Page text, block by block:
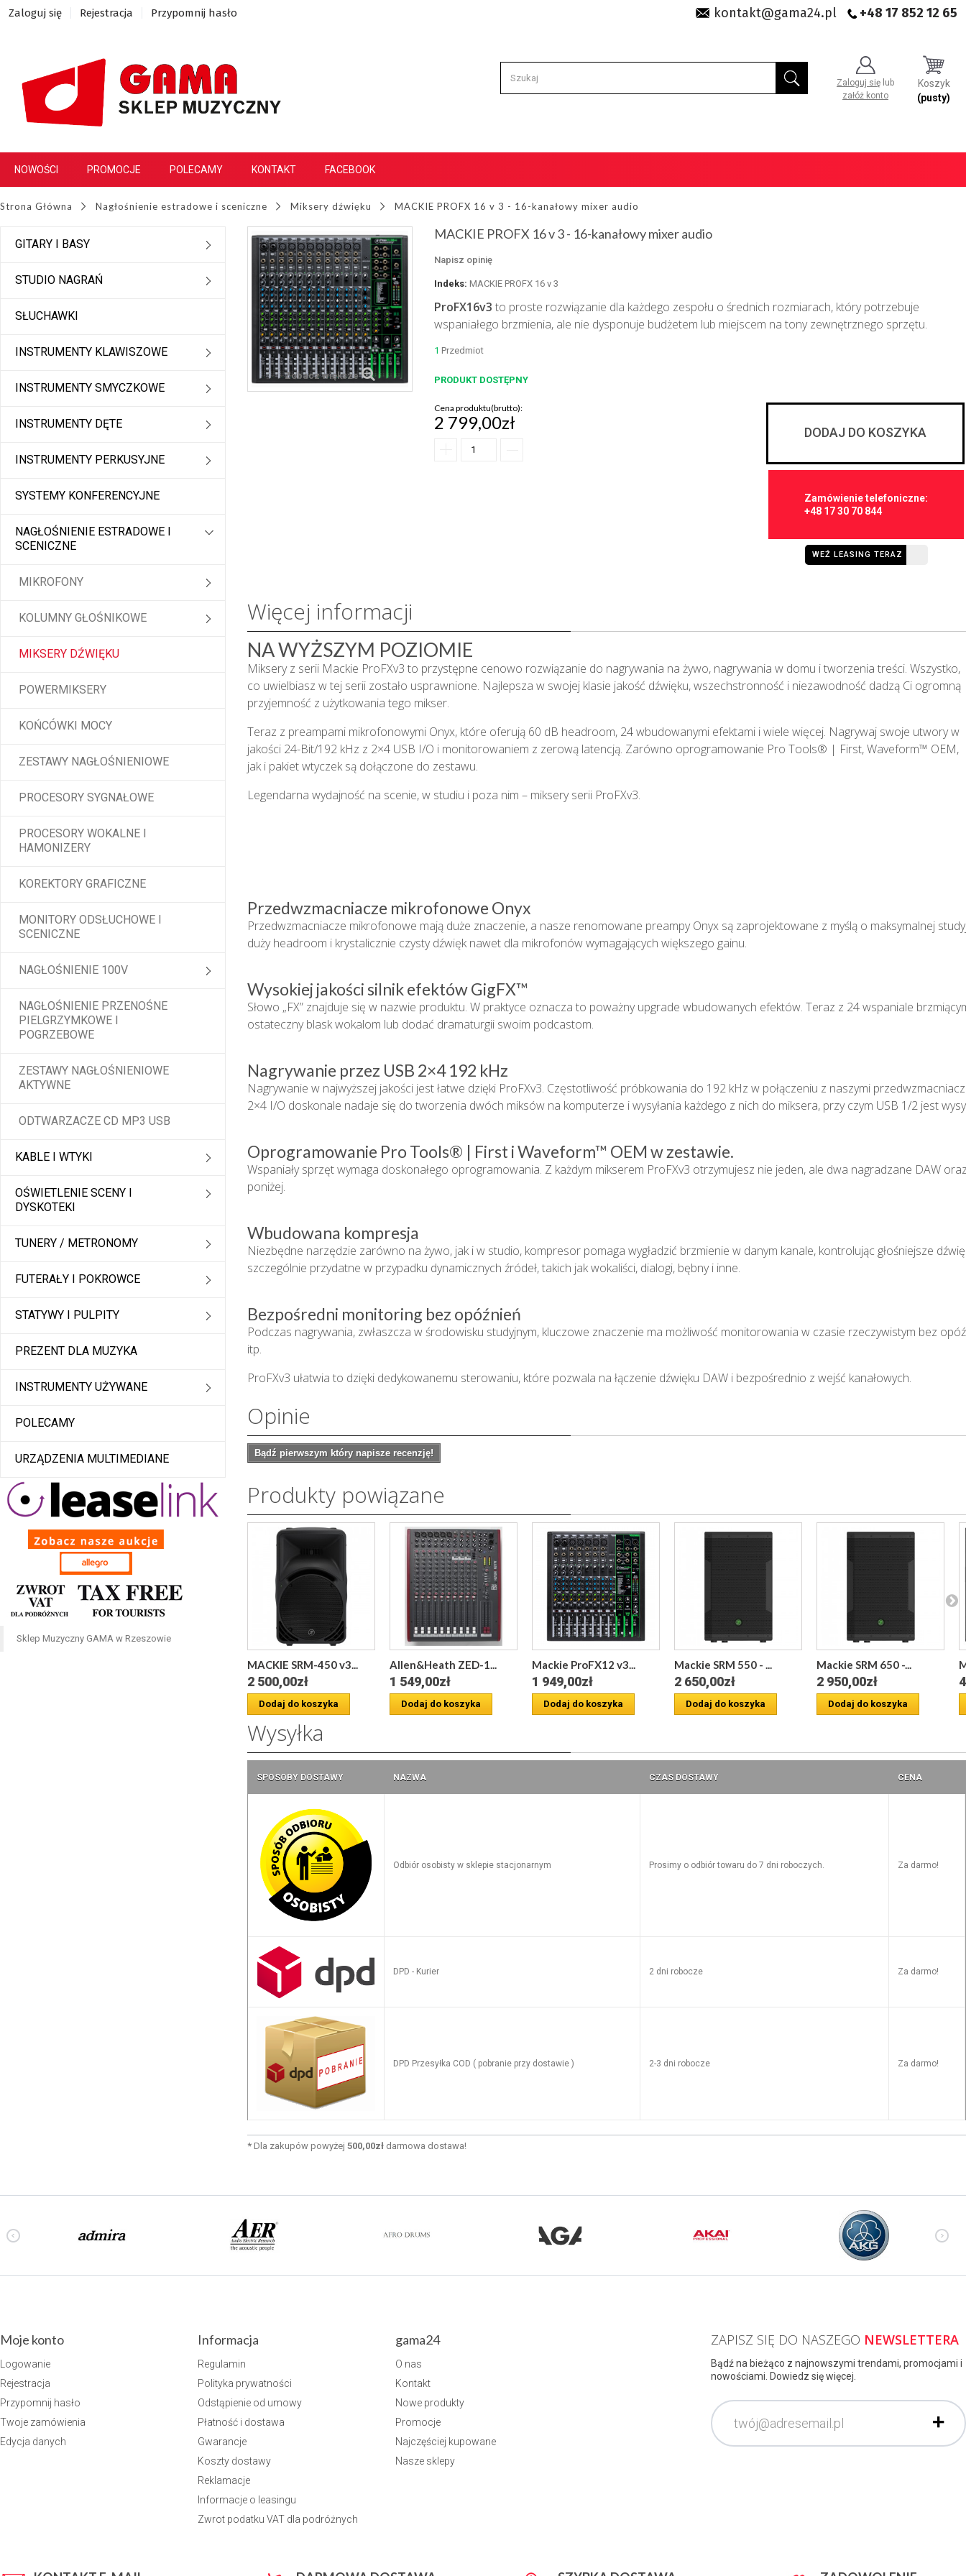
Zaloguj się Rejestracja Przypomnij hasło kontakt@gama24.pl +48 17 852 12 65
Zaloguj się lub
załóż konto
Koszyk
(pusty)
NOWOŚCI PROMOCJE POLECAMY KONTAKT FACEBOOK
Strona Główna Nagłośnienie estradowe i sceniczne Miksery dźwięku MACKIE PROFX 16 v 3 - 16-kanałowy mixer audio
GITARY I BASY
STUDIO NAGRAŃ
SŁUCHAWKI
INSTRUMENTY KLAWISZOWE
INSTRUMENTY SMYCZKOWE
INSTRUMENTY DĘTE
INSTRUMENTY PERKUSYJNE
SYSTEMY KONFERENCYJNE
NAGŁOŚNIENIE ESTRADOWE I
SCENICZNE
MIKROFONY
KOLUMNY GŁOŚNIKOWE
MIKSERY DŹWIĘKU
POWERMIKSERY
KOŃCÓWKI MOCY
ZESTAWY NAGŁOŚNIENIOWE
PROCESORY SYGNAŁOWE
PROCESORY WOKALNE I
HAMONIZERY
KOREKTORY GRAFICZNE
MONITORY ODSŁUCHOWE I
SCENICZNE
NAGŁOŚNIENIE 100V
NAGŁOŚNIENIE PRZENOŚNE
PIELGRZYMKOWE I
POGRZEBOWE
ZESTAWY NAGŁOŚNIENIOWE
AKTYWNE
ODTWARZACZE CD MP3 USB
KABLE I WTYKI
OŚWIETLENIE SCENY I
DYSKOTEKI
TUNERY / METRONOMY
FUTERAŁY I POKROWCE
STATYWY I PULPITY
PREZENT DLA MUZYKA
INSTRUMENTY UŻYWANE
POLECAMY
URZĄDZENIA MULTIMEDIANE
Sklep Muzyczny GAMA w Rzeszowie
Zobacz większe
MACKIE PROFX 16 v 3 - 16-kanałowy mixer audio
Napisz opinię
Indeks: MACKIE PROFX 16 v 3
ProFX16v3 to proste rozwiązanie dla każdego zespołu o średnich rozmiarach, który potrzebuje
wspaniałego brzmienia, ale nie dysponuje budżetem lub miejscem na tony zewnętrznego sprzętu.
1 Przedmiot
PRODUKT DOSTĘPNY
Cena produktu(brutto):
2 799,00zł DODAJ DO KOSZYKA
Zamówienie telefoniczne:
+48 17 30 70 844
WEŹ LEASING TERAZ
Więcej informacji
NA WYŻSZYM POZIOMIE
Miksery z serii Mackie ProFXv3 to przystępne cenowo rozwiązanie do nagrywania na żywo, nagrywania w domu i tworzenia treści. Wszystko,
co uwielbiasz w tej serii zostało usprawnione. Najlepsza w swojej klasie jakość dźwięku, wszechstronność i niezawodność dadzą Ci ogromną
przyjemność z użytkowania tego mikser.
Teraz z preampami mikrofonowymi Onyx, które oferują 60 dB headroom, 24 wbudowanymi efektami i wiele więcej. Nagrywaj swoje utwory w
jakości 24-Bit/192 kHz z 2×4 USB I/O i monitorowaniem z zerową latencją. Zarówno oprogramowanie Pro Tools® | First, Waveform™ OEM,
jak i pakiet wtyczek są dołączone do zestawu.
Legendarna wydajność na scenie, w studiu i poza nim – miksery serii ProFXv3.
Przedwzmacniacze mikrofonowe Onyx
Przedwzmacniacze mikrofonowe mają duże znaczenie, a nasze renomowane preampy Onyx są zaprojektowane z myślą o maksymalnej
duży headroom i krystalicznie czysty dźwięk nawet dla mikrofonów wymagających większego gainu.
Wysokiej jakości silnik efektów GigFX™
Słowo „FX” znajduje się w nazwie produktu. W praktyce oznacza to poważny upgrade wbudowanych efektów. Teraz z 24 wspaniale
ostateczny blask wokalom lub dodać dramaturgii swoim podcastom.
Nagrywanie przez USB 2×4 192 kHz
Nagrywanie w najwyższej jakości jest łatwe dzięki ProFXv3. Częstotliwość próbkowania do 192 kHz w połączeniu z naszymi
2×4 I/O doskonale nadaje się do tworzenia dwóch miksów na komputerze i wysyłania każdego z nich do miksera, przy czym USB 1/2 jest
Oprogramowanie Pro Tools® | First i Waveform™ OEM w zestawie.
Wspaniały sprzęt wymaga doskonałego oprogramowania. Z każdym mikserem ProFXv3 otrzymujesz nie jeden, ale dwa nagradzane DAW
poniżej.
Wbudowana kompresja
Niezbędne narzędzie zarówno na żywo, jak i w studio, kompresor pomaga wygładzić brzmienie w danym kanale, kontrolując głośniejsze
szczególnie przydatne w przypadku dynamicznych źródeł, takich jak wokaliści, dialogi, bębny i inne.
Bezpośredni monitoring bez opóźnień
Podczas nagrywania, zwłaszcza w środowisku studyjnym, kluczowe znaczenie ma możliwość monitorowania w czasie rzeczywistym bez
itp.
ProFXv3 ułatwia to dzięki dedykowanemu sterowaniu, które pozwala na łączenie dźwięku DAW i bezpośrednio z wejść kanałowych.
Opinie
Bądź pierwszym który napisze recenzję!
Produkty powiązane
MACKIE SRM-450 v3...
2 500,00zł
Dodaj do koszyka
Allen&Heath ZED-1...
1 549,00zł
Dodaj do koszyka
Mackie ProFX12 v3...
1 949,00zł
Dodaj do koszyka
Mackie SRM 550 - ...
2 650,00zł
Dodaj do koszyka
Mackie SRM 650 -...
2 950,00zł
Dodaj do koszyka
Wysyłka
SPOSOBY DOSTAWY NAZWA CZAS DOSTAWY CENA
Odbiór osobisty w sklepie stacjonarnym Prosimy o odbiór towaru do 7 dni roboczych. Za darmo!
DPD - Kurier 2 dni robocze Za darmo!
DPD Przesyłka COD ( pobranie przy dostawie ) 2-3 dni robocze Za darmo!
*Dla zakupów powyżej 500,00złdarmowa dostawa!
Moje konto
Logowanie
Rejestracja
Przypomnij hasło
Twoje zamówienia
Edycja danych
Informacja
Regulamin
Polityka prywatności
Odstąpienie od umowy
Płatność i dostawa
Gwarancje
Koszty dostawy
Reklamacje
Informacje o leasingu
Zwrot podatku VAT dla podróżnych
gama24
O nas
Kontakt
Nowe produkty
Promocje
Najczęściej kupowane
Nasze sklepy
ZAPISZ SIĘ DO NASZEGO NEWSLETTERA
Bądź na bieżąco z najnowszymi trendami, promocjami i
nowościami. Dowiedz się więcej.